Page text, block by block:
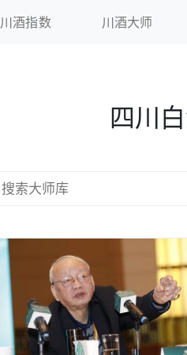
川酒指数 川酒大师
四川